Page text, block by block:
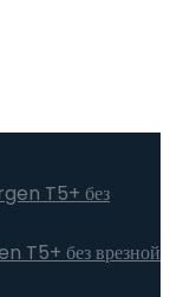
T5+ без врезной